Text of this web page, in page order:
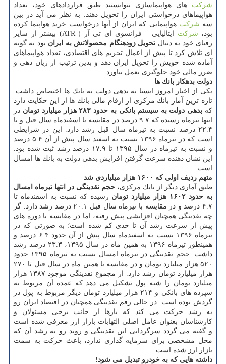
شركت های هواپیماسازی نتوانستند طبق قراردادهای خود، تعداد
هواپیماهای درخواستی ایران را تحویل دهند. به نظر می آید در بین
سه شركت هواپیمایی كه ایران از آنها درخواست خرید هواپیما كرده
بود، شركت
ایتالیایی – فرانسوی ای تی آر ( ATR) بیشتر از سایر
رقبای خود به دنبال تحویل زودهنگام محصولاتش به ایران بود به گونه
ای تلاش كرد تا پیش از اعمال تحریم های اقتصادی، تعداد هواپیماهای
آماده شده خویش را تحویل ایران دهد و بدین ترتیب از زیان دهی و
ضرر مالی خود جلوگیری بعمل بیاورد.
دولت بدهكار بانك ها
یكی از اخبار امروز ایسنا به بدهی دولت به بانك ها اختصاص داشت.
تازه ترین آمار بانك مركزی از ارقام مالی بانك ها از این حكایت دارد
كه بدهی دولت به سیستم بانكی به حدود ۲۸۳ هزار میلیارد تومان
در
انتها تیرماه رسیده كه ۹.۷ درصد در مقایسه با اسفندماه سال قبل و تا
۲۲.۴ درصد نسبت به تیرماه سال قبل رشد دارد. این در شرایطی
است كه در تیرماه ۱۳۹۶ نسبت به اسفند سال پیش از آن ۵.۴ درصد
و نسبت به تیرماه در سال ۱۳۹۵ تا ۱۷.۹ درصد رشد ثبت شده بود.
این نشان دهنده سرعت گرفتن افزایش بدهی دولت به بانك ها امسال
است.
متهم ردیف اولی كه ۱۶۰۰ هزار میلیاردی شد
طبق آماری دیگر از بانك مركزی، حجم نقدینگی در انتها تیرماه امسال
به حدود ۱۶۰۲ هزار میلیارد تومان
رسیده كه نسبت به اسفندماه تا
۴.۷ درصد و در مقایسه با تیرماه سال قبل ۲۰.۱ درصد رشد دارد. گر
چه نقدینگی همچنان افزایشی پیش رفته، اما در مقایسه با دوره های
پیش از سرعت رشد آن تا حدی كم شده است؛ به صورتی كه در
تیرماه ۱۳۹۶ نسبت به اسفندماه سال پیش از آن حدود ۶.۴ درصد و
همینطور تیرماه ۱۳۹۶ به همین ماه در سال ۱۳۹۵، ۲۳.۳ درصد رشد
داشت. حجم نقدینگی در تیرماه امسال نسبت به تیرماه ۱۳۹۵ حدود
۵۲۰ هزار میلیارد تومان و در مقایسه با همین ماه در سال قبل تا ۲۷۰
هزار میلیارد تومان رشد دارد. از مجموع نقدینگی موجود ۱۳۸۷ هزار
میلیارد تومان را شبه پول تشكیل می دهد كه عمده آن مربوط به
سپرده های بانكی و ۲۱۴ هزار میلیارد تومان دیگر مربوط به پول در
گردش بوده است. در حالی رقم نقدینگی همچنان در اقتصاد ایران رو
به رشد حركت می كند كه بارها از جانب برخی مسئولان و
كارشناسان بعنوان عامل اصلی التهابات بازار ارز معرفی شده است
و گفته می گردد سرگردانی این نقدینگی و روند رو به رشد آن كه
محل مشخصی برای سرمایه گذاری ندارد، باعث حركت به سمت
بازار ارز شده است.
داشته هایی كه به خودرو تبدیل می شود!